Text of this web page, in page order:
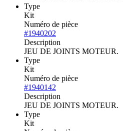
Type
Kit
Numéro de pièce
#1940202
Description
JEU DE JOINTS MOTEUR.
Type
Kit
Numéro de pièce
#1940142
Description
JEU DE JOINTS MOTEUR.
Type
Kit